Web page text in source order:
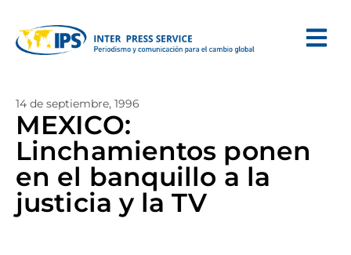
14 de septiembre, 1996
MEXICO:
Linchamientos ponen
en el banquillo a la
justicia y la TV